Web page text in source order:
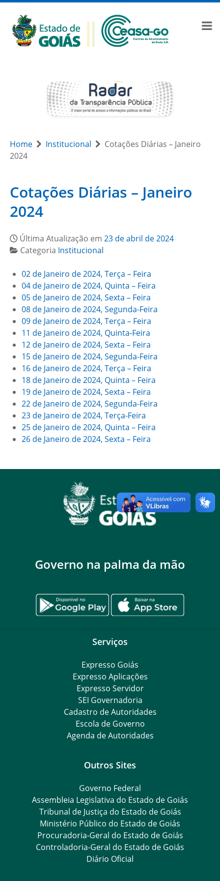
Home Institucional
Cotações Diárias – Janeiro
2024
Cotações Diárias – Janeiro
2024
Última Atualização em 23 de abril de 2024
Categoria Institucional
02 de Janeiro de 2024, Terça – Feira
04 de Janeiro de 2024, Quinta – Feira
05 de Janeiro de 2024, Sexta – Feira
08 de Janeiro de 2024, Segunda-Feira
09 de Janeiro de 2024, Terça – Feira
11 de Janeiro de 2024, Quinta-Feira
12 de Janeiro de 2024, Sexta – Feira
15 de Janeiro de 2024, Segunda-Feira
16 de Janeiro de 2024, Terça – Feira
18 de Janeiro de 2024, Quinta – Feira
19 de Janeiro de 2024, Sexta – Feira
22 de Janeiro de 2024, Segunda-Feira
23 de Janeiro de 2024, Terça-Feira
25 de Janeiro de 2024, Quinta – Feira
26 de Janeiro de 2024, Sexta – Feira
Governo na palma da mão
Serviços
Expresso Goiás
Expresso Aplicações
Expresso Servidor
SEI Governadoria
Cadastro de Autoridades
Escola de Governo
Agenda de Autoridades
Outros Sites
Governo Federal
Assembleia Legislativa do Estado de Goiás
Tribunal de Justiça do Estado de Goiás
Ministério Público do Estado de Goiás
Procuradoria-Geral do Estado de Goiás
Controladoria-Geral do Estado de Goiás
Diário Oficial